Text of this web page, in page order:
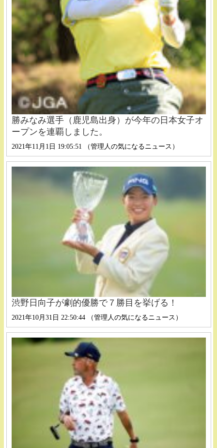
勝みなみ選手（鹿児島出身）が今年の日本女子オ
ープンを連覇しました。
2021年11月1日 19:05:51 （管理人の気になるニュース）
渋野日向子が劇的優勝で７勝目を挙げる！
2021年10月31日 22:50:44 （管理人の気になるニュース）